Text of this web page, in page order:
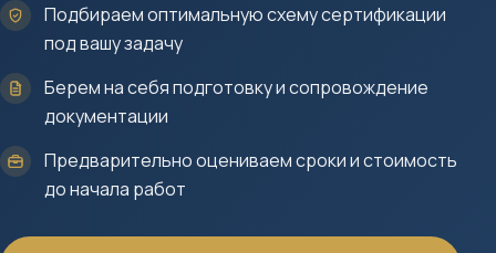
Подбираем оптимальную схему сертификации
под вашу задачу
Берем на себя подготовку и сопровождение
документации
Предварительно оцениваем сроки и стоимость
до начала работ